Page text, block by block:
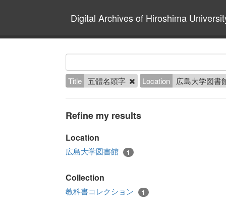
Digital Archives of Hiroshima
Title 五體名頭字 Location 広島大学図書
Refine my results
Location
広島大学図書館 1
Collection
教科書コレクション 1